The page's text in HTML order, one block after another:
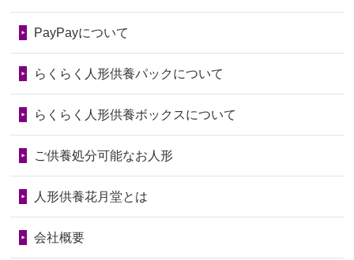
の回りの物...
2026/06/28人形たちに これまで本当にありがとう
2026/06/24今は亡き両親が孫（私の子供）の初節
句に贈って...
2026/06/23ありがとうね
第73回人形供養祭令和6年10月17日(木)
第71回人形供養祭令和6年8月1日(木)
第70回人形供養祭令和6年6月21日(金)
第68回人形供養祭令和6年3月22日(金)
PayPayについて
らくらく人形供養パックについて
らくらく人形供養ボックスについて
ご供養処分可能なお人形
人形供養花月堂とは
会社概要